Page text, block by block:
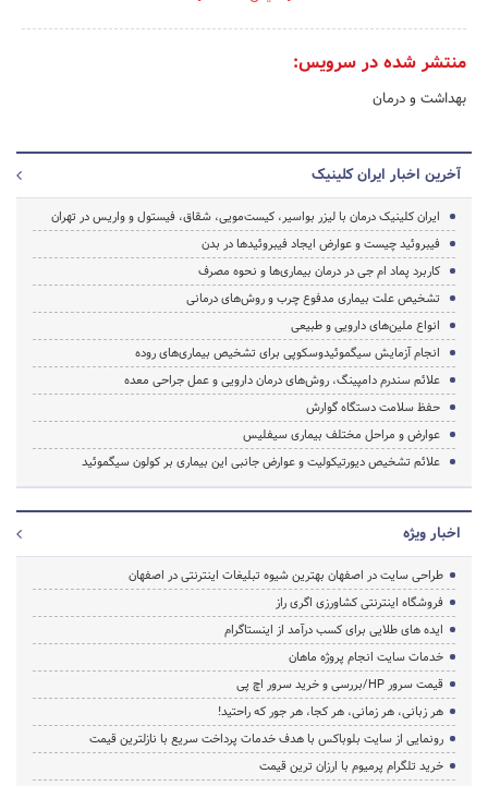
منتشر شده در سرویس:
بهداشت و درمان
آخرین اخبار ایران کلینیک
ایران کلینیک درمان با لیزر بواسیر، کیست‌مویی، شقاق، فیستول و واریس در تهران
فیبروئید چیست و عوارض ایجاد فیبروئید‌ها در بدن
کاربرد پماد ام جی در درمان بیماری‌ها و نحوه مصرف
تشخیص علت بیماری مدفوع چرب و روش‌های درمانی
انواع ملین‌های دارویی و طبیعی
انجام آزمایش سیگموئیدوسکوپی برای تشخیص بیماری‌های روده
علائم سندرم دامپینگ، روش‌های درمان دارویی و عمل جراحی معده
حفظ سلامت دستگاه گوارش
عوارض و مراحل مختلف بیماری سیفلیس
علائم تشخیص دیورتیکولیت و عوارض جانبی این بیماری بر کولون سیگموئید
اخبار ویژه
طراحی سایت در اصفهان بهترین شیوه تبلیغات اینترنتی در اصفهان
فروشگاه اینترنتی کشاورزی اگری راز
ایده های طلایی برای کسب درآمد از اینستاگرام
خدمات سایت انجام پروژه ماهان
قیمت سرور HP/بررسی و خرید سرور اچ پی
هر زبانی، هر زمانی، هر کجا، هر جور که راحتید!
رونمایی از سایت بلوباکس با هدف خدمات پرداخت سریع با نازلترین قیمت
خرید تلگرام پرمیوم با ارزان ترین قیمت